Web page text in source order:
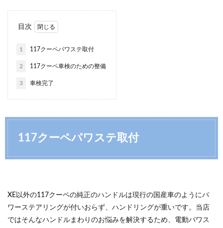
目次
1 117クーペパワステ取付
2 117クーペ車検のための整備
3 車検完了
117クーペパワステ取付
XE以外の117クーペの純正のハンドルは現行の国産車のようにパ
ワーステアリングが付いおらず、ハンドリングが重いです。当店
ではそんなハンドルまわりのお悩みを解決するため、電動パワス